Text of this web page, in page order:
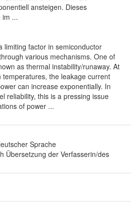
ansteigen. Dieses
im ...
limiting factor in semiconductor
various mechanisms. One of
as thermal instability/runaway. At
temperatures, the leakage current
can increase exponentially. In
reliability, this is a pressing issue
of power ...
Sprache
Übersetzung der Verfasserin/des